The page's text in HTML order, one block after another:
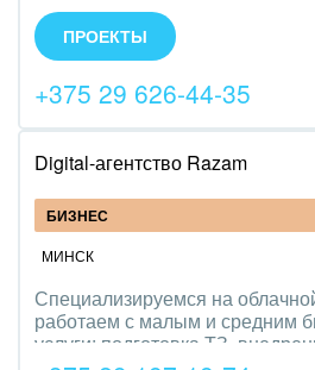
Полиграфия
Ритуальные услуги
Рынки и торговля
Финансы, бухгалтерия, банки
Химия и нефтехимия
Электроэнергетика
процессов компании.
и России.
ПРОЕКТЫ
+375 29 626-44-35
Digital-агентство Razam
БИЗНЕС
МИНСК
Специализируемся на
работаем с малым и средним
услуги: подготовка ТЗ,